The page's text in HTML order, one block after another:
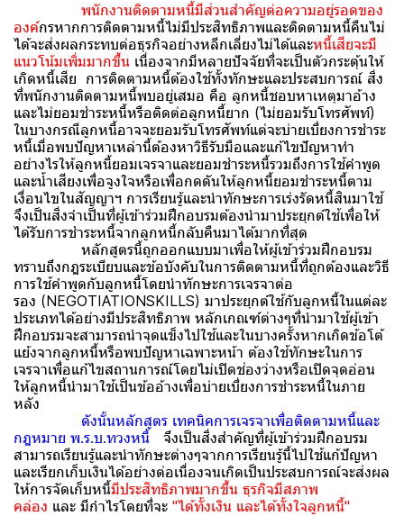
พนักงานติดตามหนี้มีส่วนสำคัญต่อความอยู่รอดของ
องค์กรหากการติดตามหนี้ไม่มีประสิทธิภาพและติดตามหนี้คืนไม่
ได้จะส่งผลกระทบต่อธุรกิจอย่างหลีกเลี่ยงไม่ได้และหนี้เสียจะมี
แนวโน้มเพิ่มมากขึ้น เนื่องจากมีหลายปัจจัยที่จะเป็นตัวกระตุ้นให้
เกิดหนี้เสีย การติดตามหนี้ต้องใช้ทั้งทักษะและประสบการณ์ สิ่ง
ที่พนักงานติดตามหนี้พบอยู่เสมอ คือ ลูกหนี้ชอบหาเหตุมาอ้าง
และไม่ยอมชำระหนี้หรือติดต่อลูกหนี้ยาก (ไม่ยอมรับโทรศัพท์)
ในบางกรณีลูกหนี้อาจจะยอมรับโทรศัพท์แต่จะบ่ายเบี่ยงการชำระ
หนี้เมื่อพบปัญหาเหล่านี้ต้องหาวิธีรับมือและแก้ไขปัญหาทำ
อย่างไรให้ลูกหนี้ยอมเจรจาและยอมชำระหนี้รวมถึงการใช้คำพูด
และน้ำเสียงเพื่อจูงใจหรือเพื่อกดดันให้ลูกหนี้ยอมชำระหนี้ตาม
เงื่อนไขในสัญญาฯ การเรียนรู้และนำทักษะการเร่งรัดหนี้สินมาใช้
จึงเป็นสิ่งจำเป็นที่ผู้เข้าร่วมฝึกอบรมต้องนำมาประยุกต์ใช้เพื่อให้
ได้รับการชำระหนี้จากลูกหนี้กลับคืนมาได้มากที่สุด
หลักสูตรนี้ถูกออกแบบมาเพื่อให้ผู้เข้าร่วมฝึกอบรม
ทราบถึงกฎระเบียบและข้อบังคับในการติดตามหนี้ที่ถูกต้องและวิธี
การใช้คำพูดกับลูกหนี้โดยนำทักษะการเจรจาต่อ
รอง (NEGOTIATIONSKILLS) มาประยุกต์ใช้กับลูกหนี้ในแต่ละ
ประเภทได้อย่างมีประสิทธิภาพ หลักเกณฑ์ต่างๆที่นำมาใช้ผู้เข้า
ฝึกอบรมจะสามารถนำจุดแข็งไปใช้และในบางครั้งหากเกิดข้อโต้
แย้งจากลูกหนี้หรือพบปัญหาเฉพาะหน้า ต้องใช้ทักษะในการ
เจรจาเพื่อแก้ไขสถานการณ์โดยไม่เปิดช่องว่างหรือเปิดจุดอ่อน
ให้ลูกหนี้นำมาใช้เป็นข้ออ้างเพื่อบ่ายเบี่ยงการชำระหนี้ในภาย
หลัง
ดังนั้นหลักสูตร เทคนิคการเจรจาเพื่อติดตามหนี้และ
กฎหมาย พ.ร.บ.ทวงหนี้ จึงเป็นสิ่งสำคัญที่ผู้เข้าร่วมฝึกอบรม
สามารถเรียนรู้และนำทักษะต่างๆจากการเรียนรู้นี้ไปใช้แก้ปัญหา
และเรียกเก็บเงินได้อย่างต่อเนื่องจนเกิดเป็นประสบการณ์จะส่งผล
ให้การจัดเก็บหนี้มีประสิทธิภาพมากขึ้น ธุรกิจมีสภาพ
คล่อง และ มีกำไรโดยที่จะ "ได้ทั้งเงิน และได้ทั้งใจลูกหนี้"